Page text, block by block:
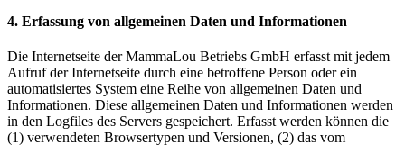
4. Erfassung von allgemeinen Daten und Informationen
Die Internetseite der MammaLou Betriebs GmbH erfasst mit jedem
Aufruf der Internetseite durch eine betroffene Person oder ein
automatisiertes System eine Reihe von allgemeinen Daten und
Informationen. Diese allgemeinen Daten und Informationen werden
in den Logfiles des Servers gespeichert. Erfasst werden können die
(1) verwendeten Browsertypen und Versionen, (2) das vom